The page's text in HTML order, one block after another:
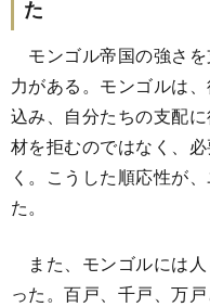
た
モンゴル帝国の強さ
力がある。モンゴルは
込み、自分たちの支配
材を拒むのではなく、
く。こうした順応性が
た。
また、モンゴルには
った。百戸、千戸、万